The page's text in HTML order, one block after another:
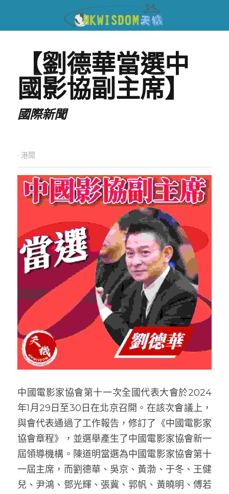
【劉德華當選中
國影協副主席】
國際新聞
· 港聞
中國電影家協會第十一次全國代表大會於2024
年1月29日至30日在北京召開。在該次會議上，
與會代表通過了工作報告，修訂了《中國電影家
協會章程》，並選舉產生了中國電影家協會新一
屆領導機構。陳道明當選為中國電影家協會第十
一屆主席，而劉德華、吳京、黃渤、于冬、王健
兒、尹鴻、鄧光輝、張冀、郭帆、黃曉明、傅若